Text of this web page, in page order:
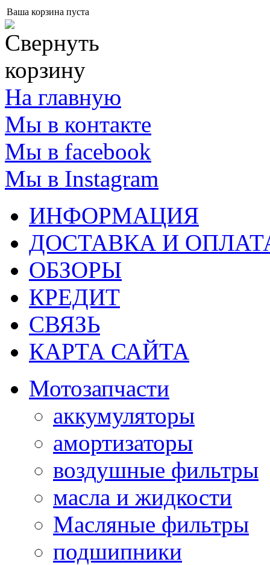
Ваша корзина пуста
На главную
Мы в контакте
Мы в facebook
Мы в Instagram
ИНФОРМАЦИЯ
ДОСТАВКА И
ОБЗОРЫ
КРЕДИТ
СВЯЗЬ
КАРТА САЙТА
Мотозапчасти
аккумуляторы
амортизаторы
воздушные фильтры
масла и жидкости
Масляные фильтры
подшипники